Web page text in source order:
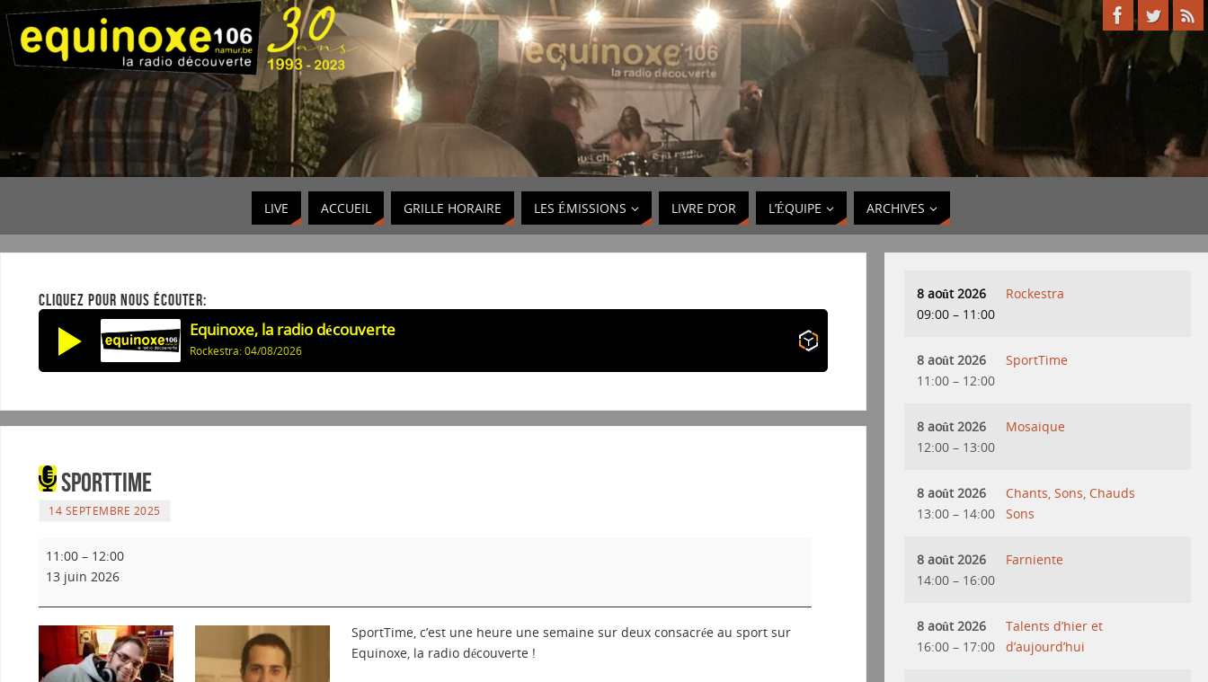
LIVE ACCUEIL GRILLE HORAIRE LES ÉMISSIONS LIVRE D’OR L’ÉQUIPE ARCHIVES
CLIQUEZ POUR NOUS ÉCOUTER:
Equinoxe, la radio découverte
Rockestra: 04/08/2026
SportTime
14 SEPTEMBRE 2025
11:00 – 12:00
13 juin 2026
SportTime, c’est une heure une semaine sur deux consacrée au sport sur
Equinoxe, la radio découverte !
8 août 2026
09:00 – 11:00
Rockestra
8 août 2026
11:00 – 12:00
SportTime
8 août 2026
12:00 – 13:00
Mosaique
8 août 2026
13:00 – 14:00
Chants, Sons, Chauds
Sons
8 août 2026
14:00 – 16:00
Farniente
8 août 2026
16:00 – 17:00
Talents d’hier et
d’aujourd’hui